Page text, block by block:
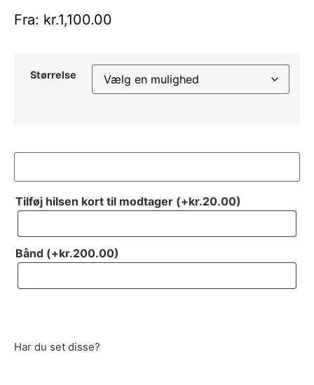
Fra: kr.1,100.00
Størrelse
Tilføj hilsen kort til modtager (+kr.20.00)
Bånd (+kr.200.00)
Har du set disse?